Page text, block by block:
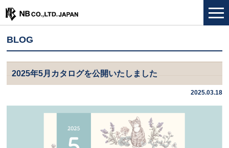
BLOG
2025年5月カタログを公開いたしました
2025.03.18